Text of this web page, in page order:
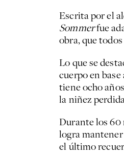
Escrita por el
Sommerfue
obra, que
Lo que se
cuerpo en
tiene ocho
la niñez
Durante los
logra
el último